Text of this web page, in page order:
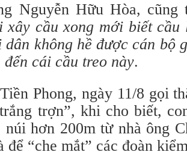
Nguyễn Hữu Hòa, cũng
xây cầu xong mới biết cầu
dân không hề được cán bộ
đến cái cầu treo này.
Phong, ngày 11/8 gọi
trợn”, khi cho biết,
núi hơn 200m từ nhà ông
để “che mắt” các đoàn